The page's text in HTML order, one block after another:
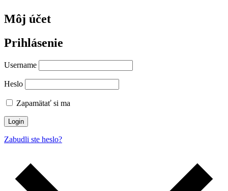
Môj účet
Prihlásenie
Username
Heslo
Zapamätať si ma
Login
Zabudli ste heslo?